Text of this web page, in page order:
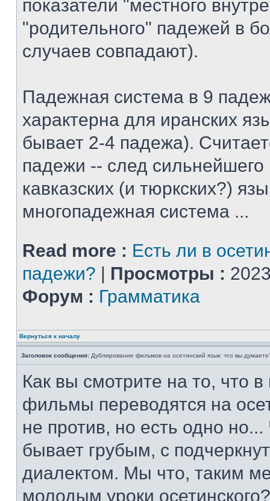
показатели "местного
"родительного" падежей в
случаев совпадают).
Падежная система в 9
характерна для иранских
бывает 2-4 падежа).
падежи -- след сильнейшего
кавказских (и тюркских?)
многопадежная система ...
Read more : Есть ли в
падежи? | Просмотры :
Форум : Грамматика
Вернуться к началу
Заголовок сообщения: Дублирование фильмов на осетинский язык: что вы
Как вы смотрите на то, что
фильмы переводятся на
не против, но есть одно
бывает грубым, с
диалектом. Мы что, таким
молодым уроки